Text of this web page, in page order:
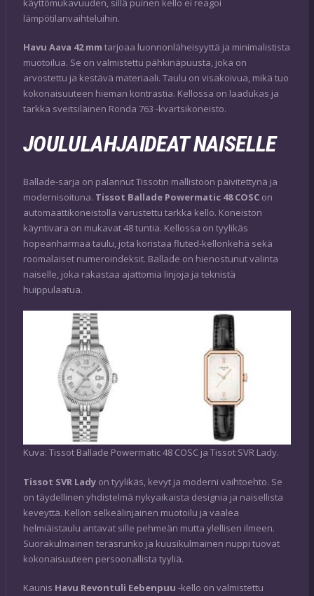
käyttömukavuuden, sillä puinen kello ei reagoi
lämpötilanvaihteluihin.
Havu Aava 42 mm tarjoaa luonnonläheisyyttä ja minimalistista
muotoilua. Se on valmistettu pähkinäpuusta, joka on
arvostettu ja kestävä materiaali. Taulu on visakoivua, mikä tuo
kokonaisuuteen hieman kontrastia. Kellossa on laadukas ja
tarkka sveitsiläinen Ronda 763 -kvartsikoneisto.
JOULULAHJAIDEAT NAISELLE
Ballade-sarja on palannut Tissotin mallistoon päivitettynä ja
modernisoituna. Tissot Ballade Powermatic 48 COSC on
automaattikoneistolla varustettu tarkka kello. Koneiston
käyntivara on mukavat 48 tuntia. Kellossa on tyylikäs
hopeanharmaa taulu, jota koristaa fluted-kellonkehä sekä
roomalaiset numeroindeksit. Ballade on hienostunut valinta
naiselle, joka rakastaa ajattomia linjoja ja teknistä
huippulaatua.
Kuva: Tissot Ballade Powermatic 48 COSC ja Tissot SVR Lady.
Tissot SVR Lady on tyylikäs, kevyt ja moderni vaihtoehto. Se
on täydellinen yhdistelmä nykyaikaista designia ja naisellista
keveyttä. Kellon selkeälinjainen muotoilu ja vaalea
helmiäistaulu antavat sille pehmeän mutta ylellisen ilmeen.
Suorakulmainen teräsrunko ja kuusikulmainen nuppi tuovat
kokonaisuuteen persoonallista tyyliä.
Kaunis Havu Revontuli Eebenpuu -kello on valmistettu